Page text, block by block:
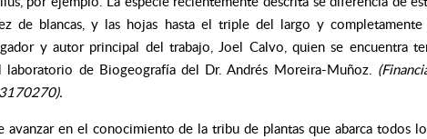
de blancas, y las hojas hasta el triple del largo y completamente
y autor principal del trabajo, Joel Calvo, quien se encuentra
de Biogeografía del Dr. Andrés Moreira-Muñoz.
en el conocimiento de la tribu de plantas que abarca todos